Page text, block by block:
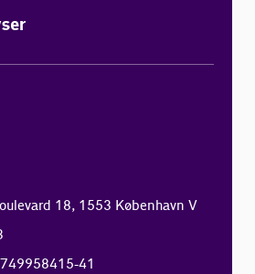
18, 1553 København V
41